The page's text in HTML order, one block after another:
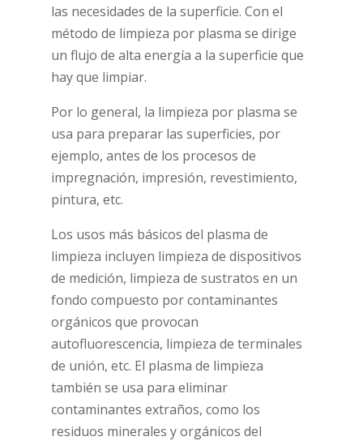
las necesidades de la superficie. Con el
método de limpieza por plasma se dirige
un flujo de alta energía a la superficie que
hay que limpiar.
Por lo general, la limpieza por plasma se
usa para preparar las superficies, por
ejemplo, antes de los procesos de
impregnación, impresión, revestimiento,
pintura, etc.
Los usos más básicos del plasma de
limpieza incluyen limpieza de dispositivos
de medición, limpieza de sustratos en un
fondo compuesto por contaminantes
orgánicos que provocan
autofluorescencia, limpieza de terminales
de unión, etc. El plasma de limpieza
también se usa para eliminar
contaminantes extraños, como los
residuos minerales y orgánicos del